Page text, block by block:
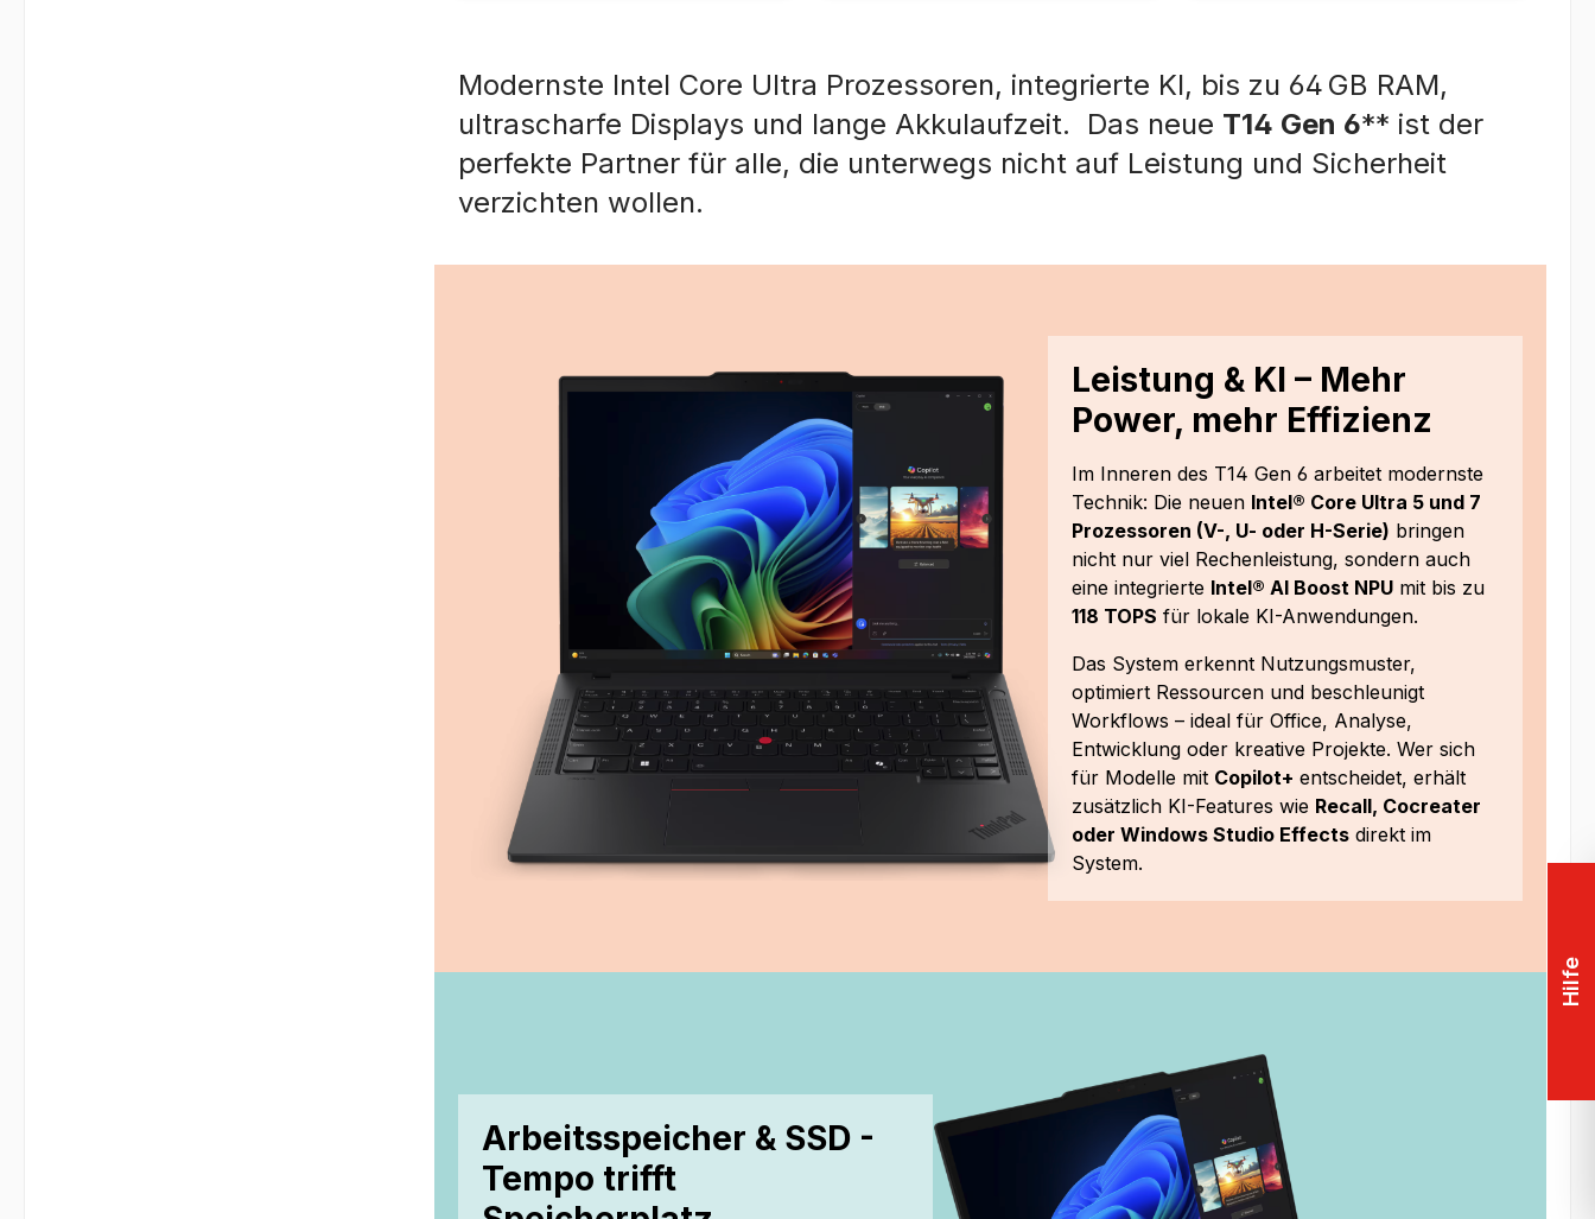
Modernste Intel Core Ultra Prozessoren, integrierte KI, bis zu 64 GB RAM,
ultrascharfe Displays und lange Akkulaufzeit. Das neue T14 Gen 6** ist der
perfekte Partner für alle, die unterwegs nicht auf Leistung und Sicherheit
verzichten wollen.
Leistung & KI – Mehr
Power, mehr Effizienz
Im Inneren des T14 Gen 6 arbeitet modernste
Technik: Die neuen Intel® Core Ultra 5 und 7
Prozessoren (V-, U- oder H-Serie) bringen
nicht nur viel Rechenleistung, sondern auch
eine integrierte Intel® AI Boost NPU mit bis zu
118 TOPS für lokale KI-Anwendungen.
Das System erkennt Nutzungsmuster,
optimiert Ressourcen und beschleunigt
Workflows – ideal für Office, Analyse,
Entwicklung oder kreative Projekte. Wer sich
für Modelle mit Copilot+ entscheidet, erhält
zusätzlich KI-Features wie Recall, Cocreater
oder Windows Studio Effects direkt im
System.
Arbeitsspeicher & SSD -
Tempo trifft
Hilfe